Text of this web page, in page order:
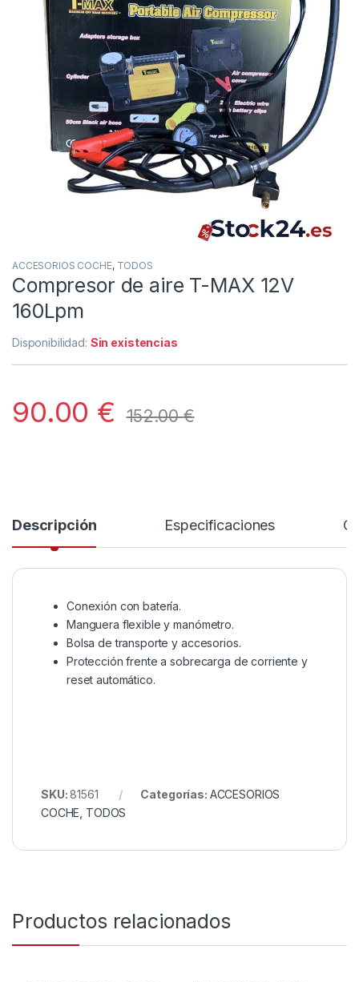
ACCESORIOS COCHE, TODOS
Compresor de aire T-MAX 12V
160Lpm
Disponibilidad: Sin existencias
90.00 € 152.00€
Descripción Especificaciones
Conexión con batería.
Manguera flexible y manómetro.
Bolsa de transporte y accesorios.
Protección frente a sobrecarga de corriente y
reset automático.
SKU:81561 Categorías: ACCESORIOS
COCHE TODOS
Productos relacionados